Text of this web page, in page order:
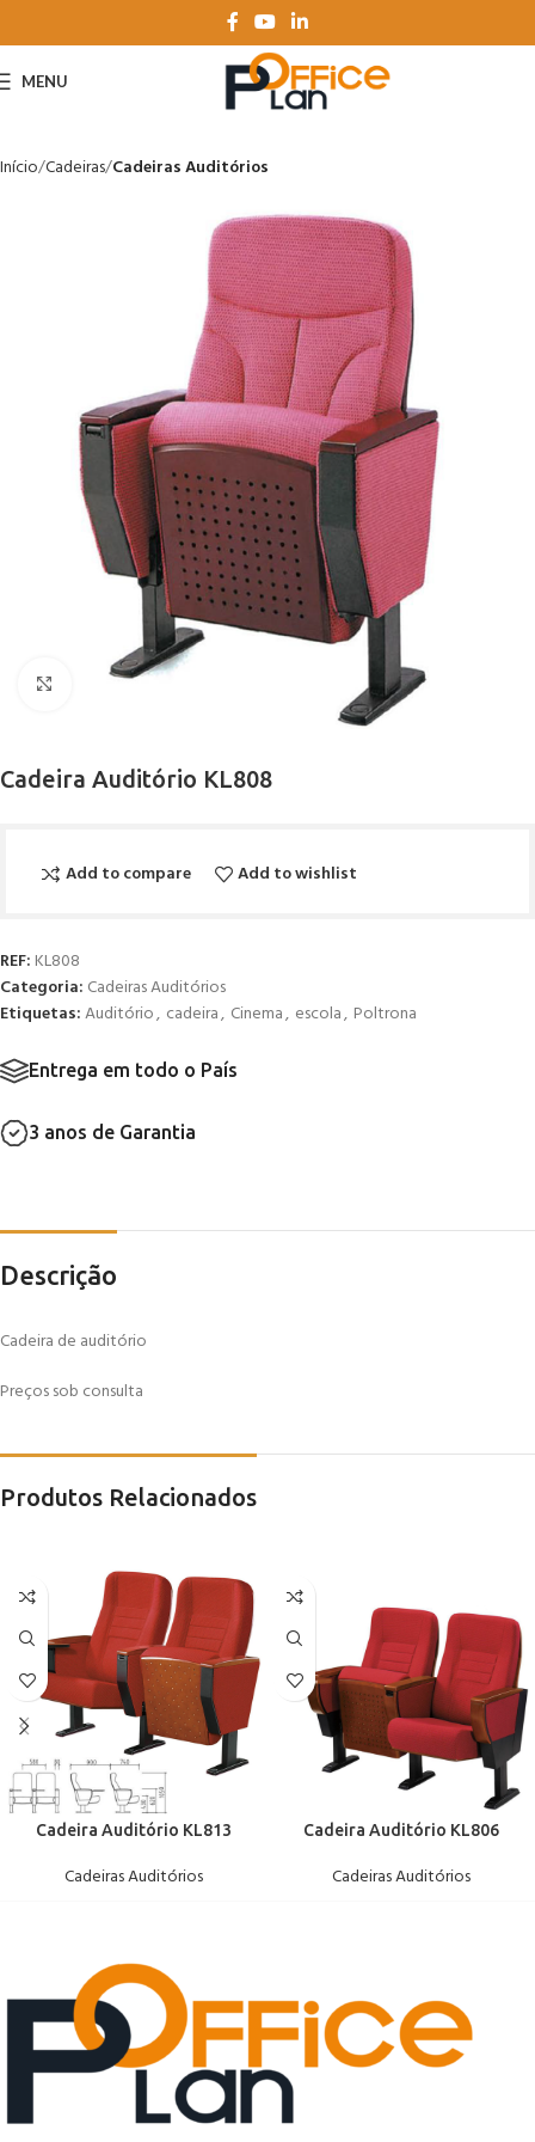
MENU
Início Cadeiras Cadeiras Auditórios
Click to enlarge
Cadeira Auditório KL808
Add to compare Add to wishlist
REF: KL808
Categoria: Cadeiras Auditórios
Etiquetas:Auditório, cadeira, Cinema, escola, Poltrona
Entrega em todo o País
3 anos de Garantia
Descrição
Cadeira de auditório
Preços sob consulta
Produtos Relacionados
Cadeira Auditório KL813
Cadeiras Auditórios
Cadeira Auditório KL806
Cadeiras Auditórios